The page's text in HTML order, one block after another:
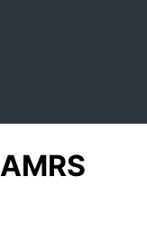
AMRS